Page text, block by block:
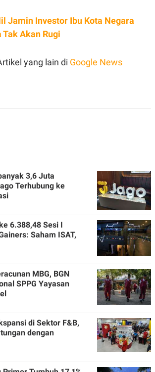
Jamin Investor Ibu Kota Negara
Akan Rugi
yang lain di Google News
3,6 Juta
Terhubung ke
6.388,48 Sesi I
Saham ISAT,
MBG, BGN
SPPG Yayasan
di Sektor F&B,
dengan